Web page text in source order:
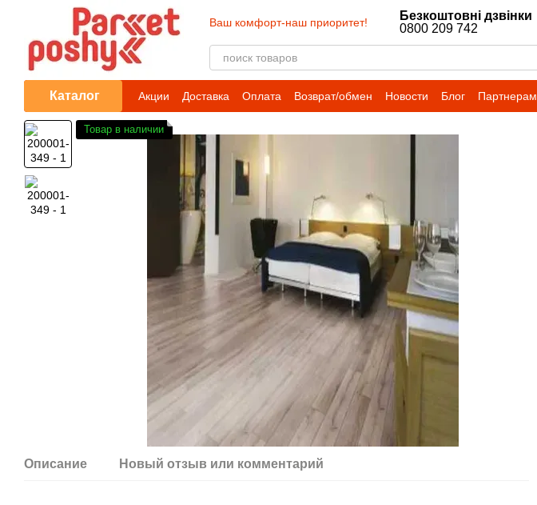
Перейти к основному контенту
Ваш комфорт-наш приоритет!
Безкоштовні дзвінки
0800 209 742
Каталог Акции Доставка Оплата Возврат/обмен Новости Блог Партнерам
Товар в наличии
Описание Новый отзыв или комментарий